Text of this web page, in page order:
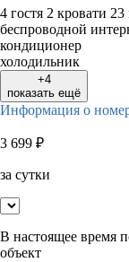
4 гостя 2 кровати 23
беспроводной
кондиционер
холодильник
+4
показать ещё
Информация о
3 699 ₽
за сутки
В настоящее время
объект